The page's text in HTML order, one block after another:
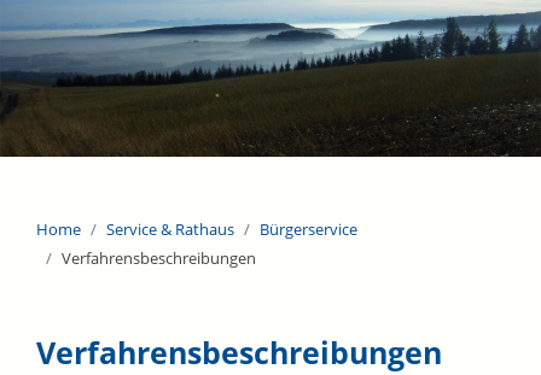
Home Service & Rathaus
Bürgerservice
Verfahrensbeschreibungen
Verfahrensbeschreibungen